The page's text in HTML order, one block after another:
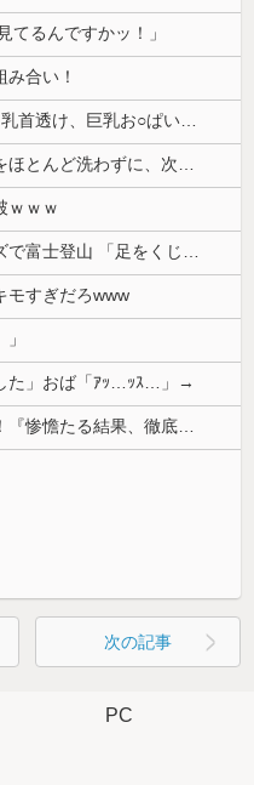
てるんですかッ！」
み合い！
ｗｗｗ
モすぎだろwww
た」おば「ｱｯ…ｯｽ…」→
次の記事
PC